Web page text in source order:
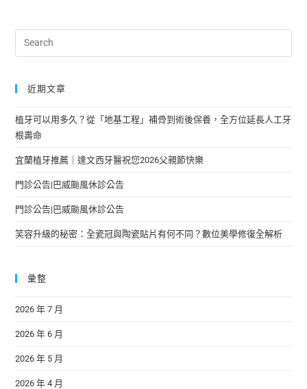
近期文章
植牙可以用多久？從「地基工程」補骨到術後保養，全方位延長人工牙
根壽命
宜蘭植牙推薦｜達文西牙醫祝您2026父親節快樂
門診公告|巴威颱風休診公告
門診公告|巴威颱風休診公告
笑容升級的秘密：全瓷冠與陶瓷貼片有何不同？數位美學修復全解析
彙整
2026 年 7 月
2026 年 6 月
2026 年 5 月
2026 年 4 月